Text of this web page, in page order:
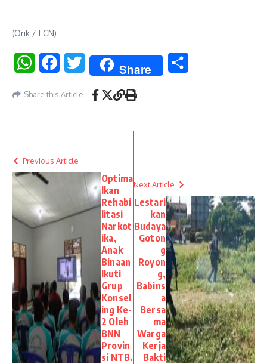
(Orik / LCN)
WhatsAppFacebookTwitter Share
Share this Article
Previous Article
Optima
lkan
Rehabi
litasi
Narkot
ika,
Anak
Binaan
Ikuti
Grup
Konsel
ing Ke-
2 Oleh
BNN
Provin
si NTB.
Next Article
Lestari
kan
Budaya
Goton
g
Royon
g,
Babins
a
Bersa
ma
Warga
Kerja
Bakti